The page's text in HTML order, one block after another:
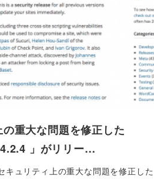
重大な問題を修正した
」がリリー…
キュリティ上の重大な問題を修正した